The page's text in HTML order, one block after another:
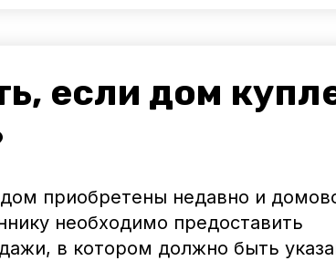
если дом
приобретены недавно и
необходимо предоставить
в котором должно быть